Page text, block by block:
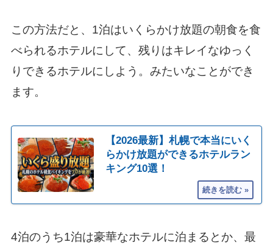
この方法だと、1泊はいくらかけ放題の朝食を食
べられるホテルにして、残りはキレイなゆっく
りできるホテルにしよう。みたいなことができ
ます。
【2026最新】札幌で本当にいく
らかけ放題ができるホテルラン
キング10選！
4泊のうち1泊は豪華なホテルに泊まるとか、最